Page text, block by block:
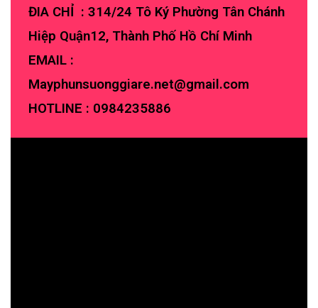
ĐIA CHỈ : 314/24 Tô Ký Phường Tân Chánh
Hiệp Quận12, Thành Phố Hồ Chí Minh
EMAIL :
Mayphunsuonggiare.net@gmail.com
HOTLINE : 0984235886